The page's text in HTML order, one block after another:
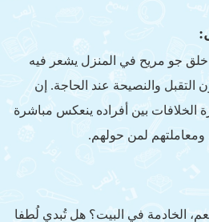
خلق جو مريح في المنزل يشعر فيه
التقبل والنصيحة عند الحاجة. إن
الخلافات بين أفراده ينعكس مباشرة
لمن حولهم.
الخادمة في البيت؟ هل تُبدي لُطفا